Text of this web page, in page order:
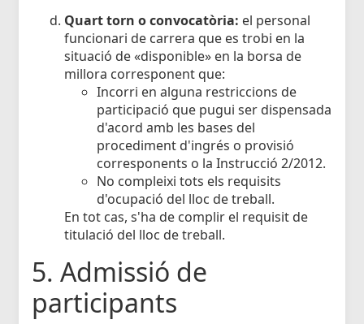
Quart torn o convocatòria: el personal
funcionari de carrera que es trobi en la
situació de «disponible» en la borsa de
millora corresponent que:
Incorri en alguna restriccions de
participació que pugui ser dispensada
d'acord amb les bases del
procediment d'ingrés o provisió
corresponents o la Instrucció 2/2012.
No compleixi tots els requisits
d'ocupació del lloc de treball.
En tot cas, s'ha de complir el requisit de
titulació del lloc de treball.
5. Admissió de
participants